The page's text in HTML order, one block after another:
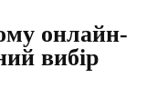
онлайн-
вибір